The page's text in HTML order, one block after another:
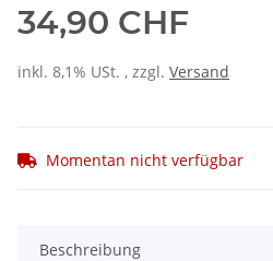
34,90 CHF
inkl. 8,1% USt. , zzgl. Versand
Momentan nicht verfügbar
Beschreibung